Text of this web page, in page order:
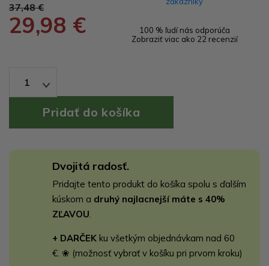
37,48 €
29,98 €
100 % ľudí nás odporúča
Zobraziť viac ako 22 recenzií
1
Dvojitá radosť.
Pridajte tento produkt do košíka spolu s ďalším
kúskom a druhý najlacnejší máte s 40%
ZĽAVOU
+ DARČEK ku všetkým objednávkam nad 60
€. ❀ (možnosť vybrať v košíku pri prvom kroku)